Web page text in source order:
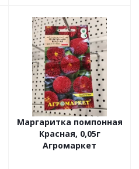
Маргаритка помпонная
Красная, 0,05г
Агромаркет